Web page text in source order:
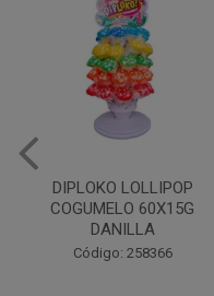
DIPLOKO LOLLIPOP MONST
60X15G DANILLA